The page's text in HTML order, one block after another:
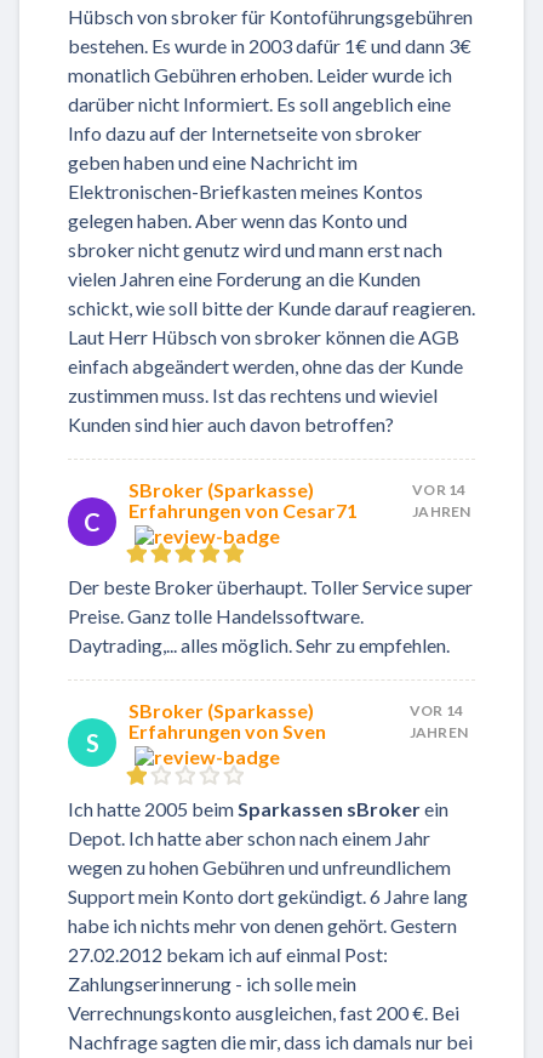
Hübsch von sbroker für Kontoführungsgebühren
bestehen. Es wurde in 2003 dafür 1€ und dann 3€
monatlich Gebühren erhoben. Leider wurde ich
darüber nicht Informiert. Es soll angeblich eine
Info dazu auf der Internetseite von sbroker
geben haben und eine Nachricht im
Elektronischen-Briefkasten meines Kontos
gelegen haben. Aber wenn das Konto und
sbroker nicht genutz wird und mann erst nach
vielen Jahren eine Forderung an die Kunden
schickt, wie soll bitte der Kunde darauf reagieren.
Laut Herr Hübsch von sbroker können die AGB
einfach abgeändert werden, ohne das der Kunde
zustimmen muss. Ist das rechtens und wieviel
Kunden sind hier auch davon betroffen?
C
SBroker (Sparkasse)
Erfahrungen von Cesar71
VOR 14
JAHREN
Der beste Broker überhaupt. Toller Service super
Preise. Ganz tolle Handelssoftware.
Daytrading,... alles möglich. Sehr zu empfehlen.
S
SBroker (Sparkasse)
Erfahrungen von Sven
VOR 14
JAHREN
Ich hatte 2005 beimSparkassen sBrokerein
Depot. Ich hatte aber schon nach einem Jahr
wegen zu hohen Gebühren und unfreundlichem
Support mein Konto dort gekündigt. 6 Jahre lang
habe ich nichts mehr von denen gehört. Gestern
27.02.2012 bekam ich auf einmal Post:
Zahlungserinnerung - ich solle mein
Verrechnungskonto ausgleichen, fast 200 €. Bei
Nachfrage sagten die mir, dass ich damals nur bei